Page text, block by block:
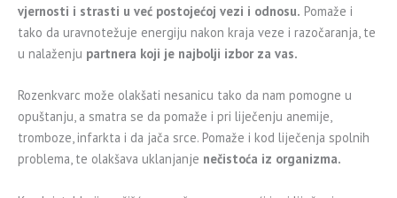
vjernosti i strasti u već postojećoj vezi i odnosu. Pomaže i
tako da uravnotežuje energiju nakon kraja veze i razočaranja, te
u nalaženju partnera koji je najbolji izbor za vas.
Rozenkvarc može olakšati nesanicu tako da nam pomogne u
opuštanju, a smatra se da pomaže i pri liječenju anemije,
tromboze, infarkta i da jača srce. Pomaže i kod liječenja spolnih
problema, te olakšava uklanjanje nečistoća iz organizma.